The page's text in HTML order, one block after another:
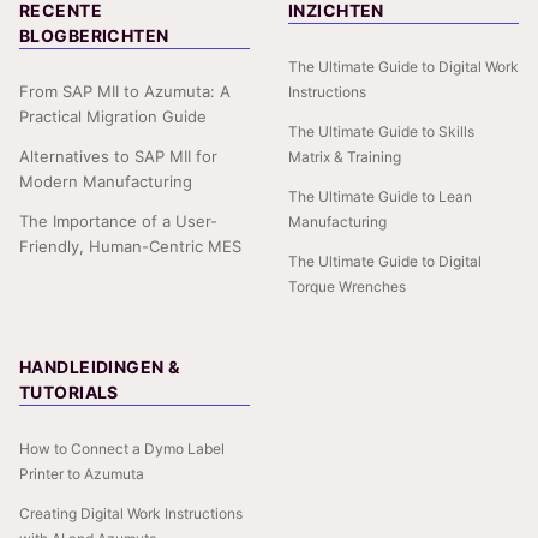
RECENTE
BLOGBERICHTEN
From SAP MII to Azumuta: A
Practical Migration Guide
Alternatives to SAP MII for
Modern Manufacturing
The Importance of a User-
Friendly, Human-Centric MES
INZICHTEN
The Ultimate Guide to Digital Work
Instructions
The Ultimate Guide to Skills
Matrix & Training
The Ultimate Guide to Lean
Manufacturing
The Ultimate Guide to Digital
Torque Wrenches
HANDLEIDINGEN &
TUTORIALS
How to Connect a Dymo Label
Printer to Azumuta
Creating Digital Work Instructions